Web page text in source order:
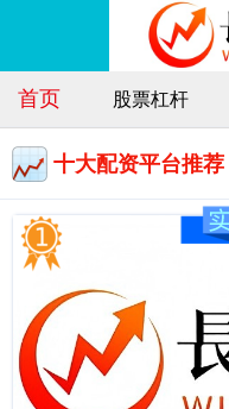
首页 股票杠杆
十大配资平台推荐